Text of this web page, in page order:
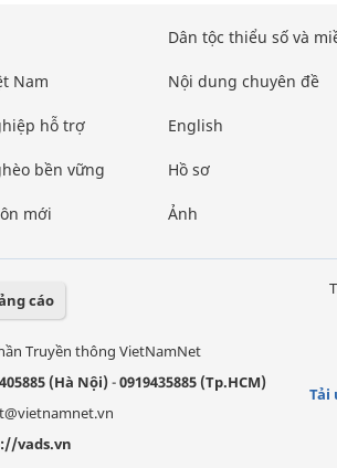
Nam
hỗ trợ
bền vững
mới
Dân tộc thiểu số và
Nội dung chuyên đề
English
Hồ sơ
Ảnh
cáo
Truyền thông VietNamNet
(Hà Nội)-0919435885 (Tp.HCM)
vads.vn
Tải